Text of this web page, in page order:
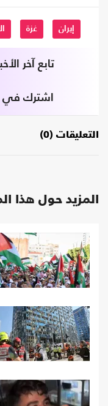
إيران غزة
تابع آخر
اشترك في
التعليقات (0)
المزيد حول هذا